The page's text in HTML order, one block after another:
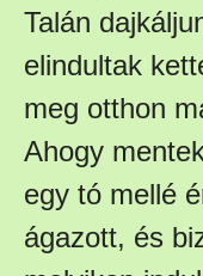
Talán
elindultak
meg otthon
Ahogy
egy tó mellé
ágazott, és